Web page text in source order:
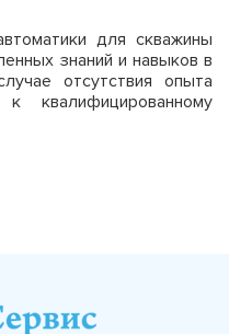
для скважины
знаний и навыков в
отсутствия опыта
квалифицированному